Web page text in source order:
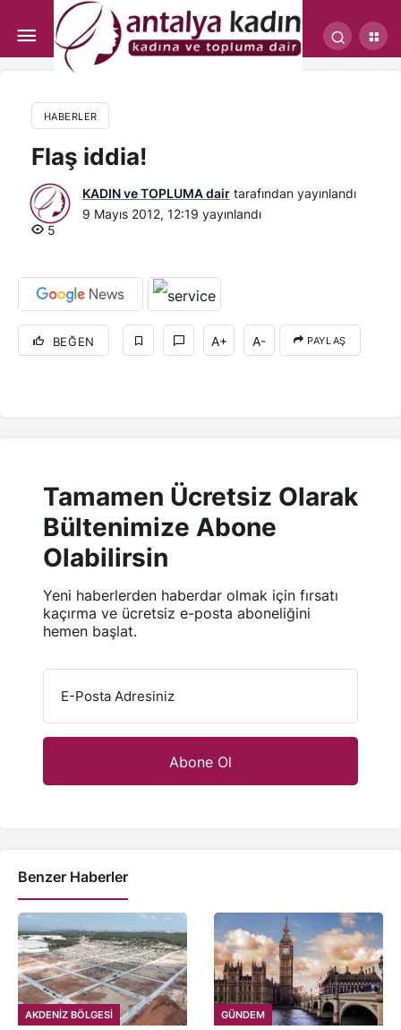
HABERLER
Flaş iddia!
KADIN ve TOPLUMA dair tarafından yayınlandı
9 Mayıs 2012, 12:19 yayınlandı
5
BEĞEN A+ A- PAYLAŞ
Tamamen Ücretsiz Olarak
Bültenimize Abone
Olabilirsin
Yeni haberlerden haberdar olmak için fırsatı
kaçırma ve ücretsiz e-posta aboneliğini
hemen başlat.
E-Posta Adresiniz
Benzer Haberler
AKDENİZ BÖLGESİ GÜNDEM
Flaş iddia!